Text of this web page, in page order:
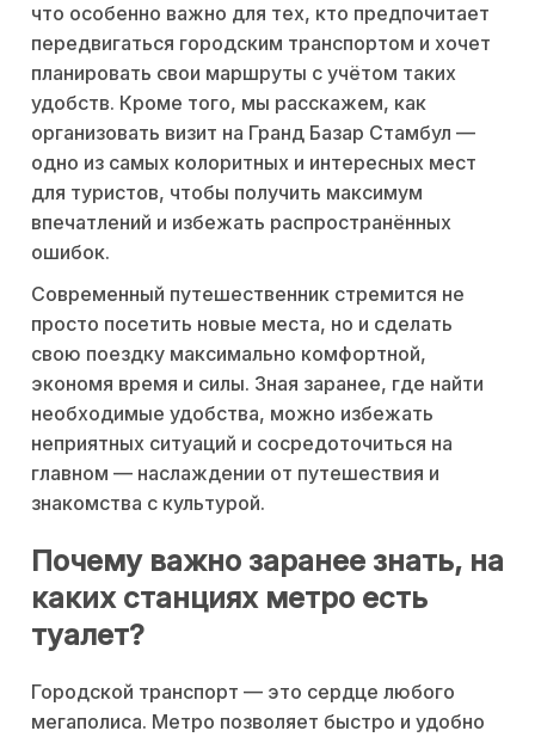
что особенно важно для тех, кто предпочитает
передвигаться городским транспортом и хочет
планировать свои маршруты с учётом таких
удобств. Кроме того, мы расскажем, как
организовать визит на Гранд Базар Стамбул —
одно из самых колоритных и интересных мест
для туристов, чтобы получить максимум
впечатлений и избежать распространённых
ошибок.
Современный путешественник стремится не
просто посетить новые места, но и сделать
свою поездку максимально комфортной,
экономя время и силы. Зная заранее, где найти
необходимые удобства, можно избежать
неприятных ситуаций и сосредоточиться на
главном — наслаждении от путешествия и
знакомства с культурой.
Почему важно заранее знать, на
каких станциях метро есть
туалет?
Городской транспорт — это сердце любого
мегаполиса. Метро позволяет быстро и удобно